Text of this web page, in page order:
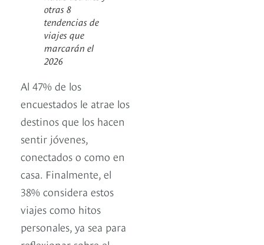
otras 8
tendencias de
viajes que
marcarán el
2026
Al 47% de los
encuestados le atrae los
destinos que los hacen
sentir jóvenes,
conectados o como en
casa. Finalmente, el
38% considera estos
viajes como hitos
personales, ya sea para